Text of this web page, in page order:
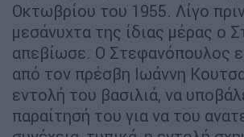
Οκτωβρίου του 1955. Λίγο
μεσάνυχτα της ίδιας μέρας ο
απεβίωσε. Ο Στεφανόπουλος
από τον πρέσβη Ιωάννη
εντολή του βασιλιά, να
παραίτησή του για να του